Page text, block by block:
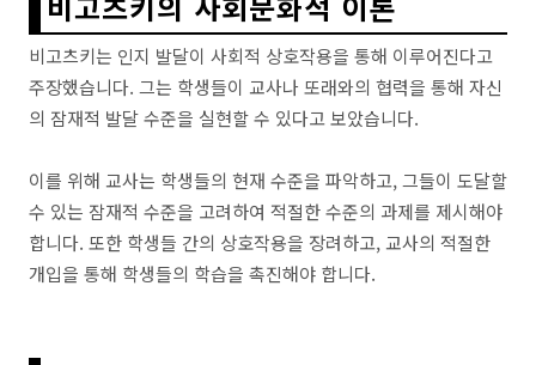
비고츠키는 인지 발달이 사회적 상호작용을 통해 이루어진다고
주장했습니다. 그는 학생들이 교사나 또래와의 협력을 통해 자신
의 잠재적 발달 수준을 실현할 수 있다고 보았습니다.
이를 위해 교사는 학생들의 현재 수준을 파악하고, 그들이 도달할
수 있는 잠재적 수준을 고려하여 적절한 수준의 과제를 제시해야
합니다. 또한 학생들 간의 상호작용을 장려하고, 교사의 적절한
개입을 통해 학생들의 학습을 촉진해야 합니다.